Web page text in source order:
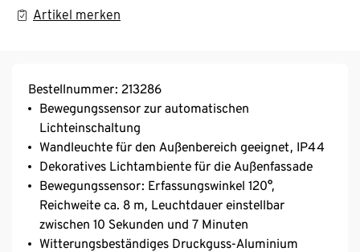
Artikel merken
Bestellnummer: 213286
Bewegungssensor zur automatischen
Lichteinschaltung
Wandleuchte für den Außenbereich geeignet, IP44
Dekoratives Lichtambiente für die Außenfassade
Bewegungssensor: Erfassungswinkel 120°,
Reichweite ca. 8 m, Leuchtdauer einstellbar
zwischen 10 Sekunden und 7 Minuten
Witterungsbeständiges Druckguss-Aluminium